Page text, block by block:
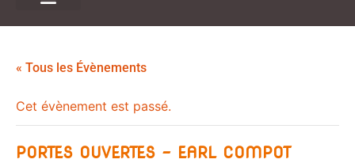
« Tous les Évènements
Cet évènement est passé.
PORTES OUVERTES – EARL COMPOT